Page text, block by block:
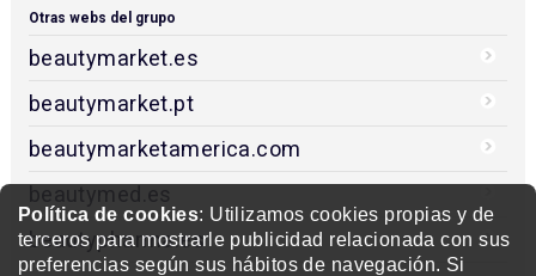
Política de cookies: Utilizamos cookies propias y de
terceros para mostrarle publicidad relacionada con sus
preferencias según sus hábitos de navegación. Si
Otras webs del grupo
beautymarket.es
beautymarket.pt
beautymarketamerica.com
beautymed.es
beautypharma.es